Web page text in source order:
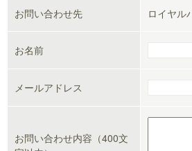
お問い合わせ先 ロイヤル
お名前
メールアドレス
お問い合わせ内容（400文